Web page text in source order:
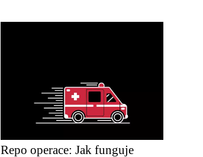
Repo operace: Jak funguje